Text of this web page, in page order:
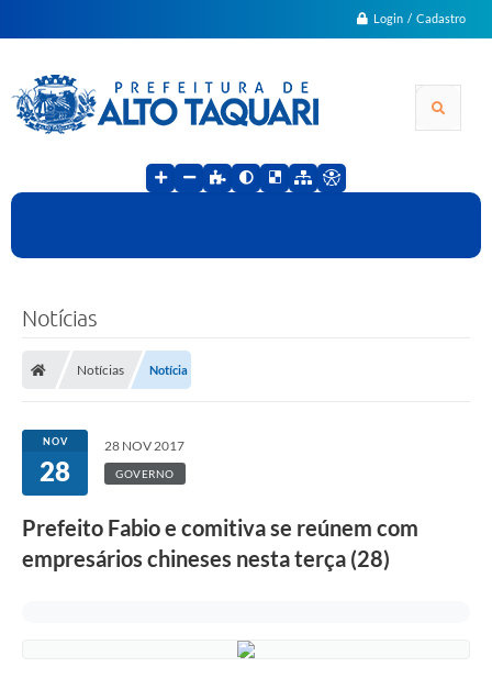
Login / Cadastro
Notícias
Notícias Notícia
NOV
28
28 NOV 2017
GOVERNO
Prefeito Fabio e comitiva se reúnem com
empresários chineses nesta terça (28)